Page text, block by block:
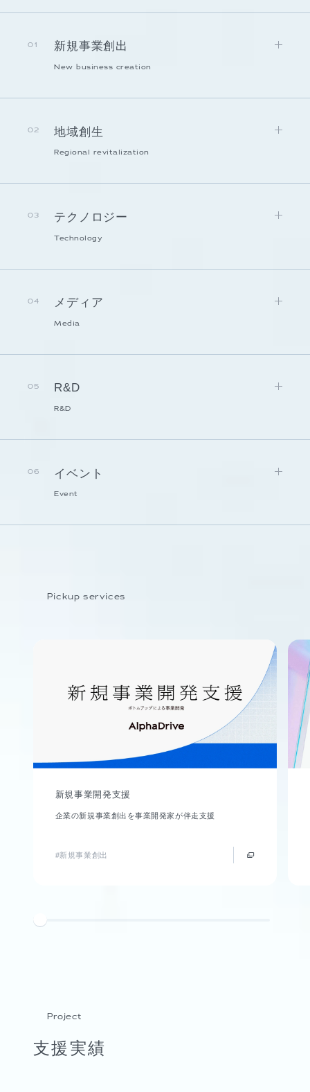
01 新規事業創出
New business creation
02 地域創生
Regional revitalization
03 テクノロジー
Technology
04 メディア
Media
05 R&D
R&D
06 イベント
Event
Pickup services
新規事業開発支援
企業の新規事業創出を事業開発家が伴走支援
#新規事業創出
Project
支援実績